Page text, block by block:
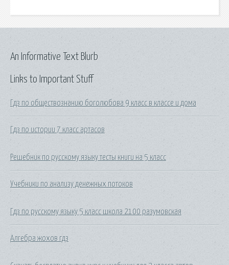
Links to Important Stuff
Гдз по обществознанию боголюбова 9 класс в классе и дома
Гдз по истории 7 класс артасов
Решебник по русскому языку тесты книги на 5 класс
Учебники по анализу денежных потоков
Гдз по русскому языку 5 класс школа 2100 разумовская
Алгебра жохов гдз
An Informative Text Blurb